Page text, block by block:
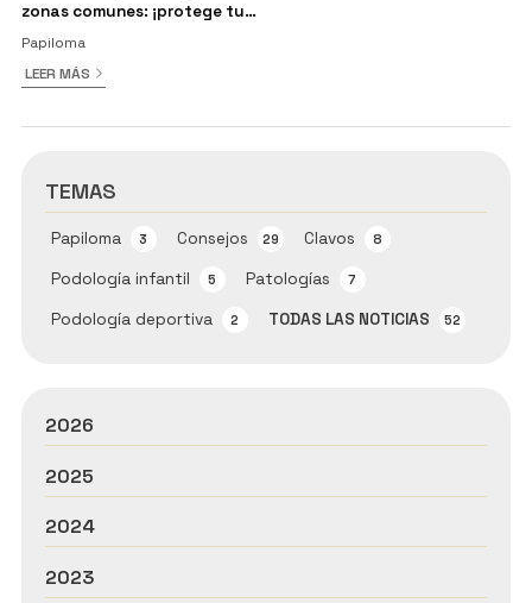
TEMAS
TODAS LAS NOTICIAS 52
Papiloma 3 Consejos 29 Clavos 8
Podología infantil 5 Patologías 7
Podología deportiva 2
zonas comunes: ¡protege tus
pies de papilomas y hongos!
Papiloma
LEER MÁS
2026
2025
2024
2023